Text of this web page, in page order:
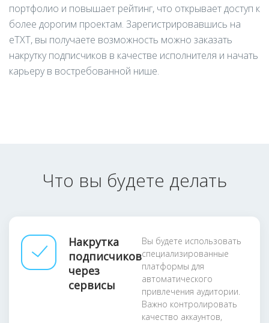
портфолио и повышает рейтинг, что открывает доступ к
более дорогим проектам. Зарегистрировавшись на
eTXT, вы получаете возможность можно заказать
накрутку подписчиков в качестве исполнителя и начать
карьеру в востребованной нише.
Что вы будете делать
Накрутка
подписчиков
через
сервисы
Вы будете использовать
специализированные
платформы для
автоматического
привлечения аудитории.
Важно контролировать
качество аккаунтов,